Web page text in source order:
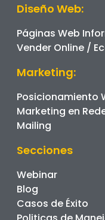
Diseño Web:
Páginas Web
Vender Online /
Marketing:
Posicionamiento
Marketing en
Mailing
Secciones
Webinar
Blog
Casos de Éxito